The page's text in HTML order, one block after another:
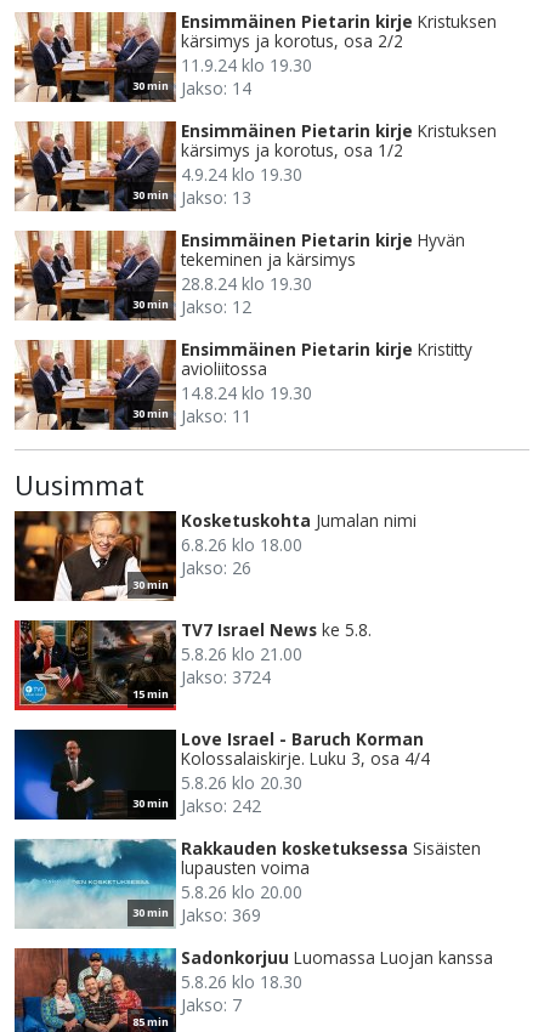
30 min
Ensimmäinen Pietarin kirje Kristuksen
kärsimys ja korotus, osa 2/2
11.9.24 klo 19.30
Jakso: 14
30 min
Ensimmäinen Pietarin kirje Kristuksen
kärsimys ja korotus, osa 1/2
4.9.24 klo 19.30
Jakso: 13
30 min
Ensimmäinen Pietarin kirje Hyvän
tekeminen ja kärsimys
28.8.24 klo 19.30
Jakso: 12
30 min
Ensimmäinen Pietarin kirje Kristitty
avioliitossa
14.8.24 klo 19.30
Jakso: 11
Uusimmat
30 min
Kosketuskohta Jumalan nimi
6.8.26 klo 18.00
Jakso: 26
15 min
TV7 Israel News ke 5.8.
5.8.26 klo 21.00
Jakso: 3724
30 min
Love Israel - Baruch Korman
Kolossalaiskirje. Luku 3, osa 4/4
5.8.26 klo 20.30
Jakso: 242
30 min
Rakkauden kosketuksessa Sisäisten
lupausten voima
5.8.26 klo 20.00
Jakso: 369
85 min
Sadonkorjuu Luomassa Luojan kanssa
5.8.26 klo 18.30
Jakso: 7